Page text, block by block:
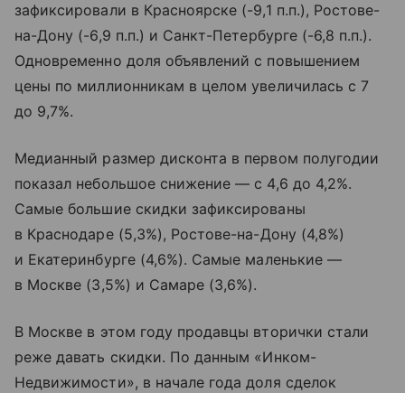
зафиксировали в Красноярске (-9,1 п.п.), Ростове-
на-Дону (-6,9 п.п.) и Санкт-Петербурге (-6,8 п.п.).
Одновременно доля объявлений с повышением
цены по миллионникам в целом увеличилась с 7
до 9,7%.
Медианный размер дисконта в первом полугодии
показал небольшое снижение — с 4,6 до 4,2%.
Самые большие скидки зафиксированы
в Краснодаре (5,3%), Ростове-на-Дону (4,8%)
и Екатеринбурге (4,6%). Самые маленькие —
в Москве (3,5%) и Самаре (3,6%).
В Москве в этом году продавцы вторички стали
реже давать скидки. По данным «Инком-
Недвижимости», в начале года доля сделок